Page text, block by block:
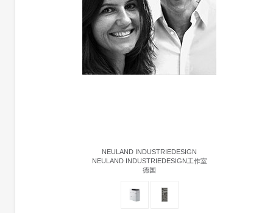
NEULAND INDUSTRIEDESIGN
NEULAND INDUSTRIEDESIGN工作室
德国